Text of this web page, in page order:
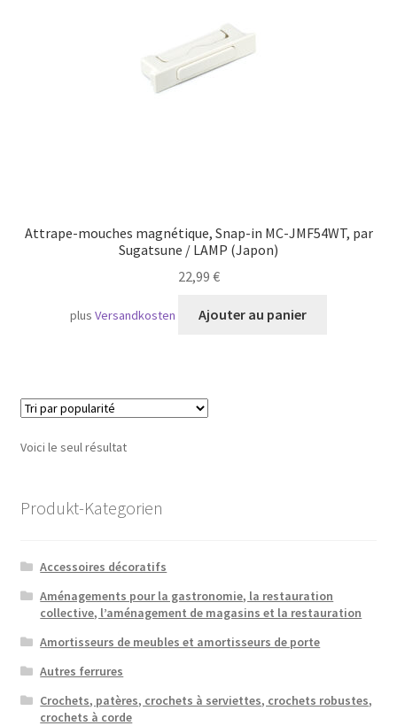
Attrape-mouches magnétique, Snap-in MC-JMF54WT, par
Sugatsune / LAMP (Japon)
22,99 €
plusVersandkosten Ajouter au panier
Voici le seul résultat
Produkt-Kategorien
Accessoires décoratifs
Aménagements pour la gastronomie, la restauration
collective, l’aménagement de magasins et la restauration
Amortisseurs de meubles et amortisseurs de porte
Autres ferrures
Crochets, patères, crochets à serviettes, crochets robustes,
crochets à corde